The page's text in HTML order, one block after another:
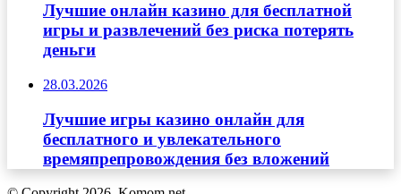
Лучшие онлайн казино для бесплатной
игры и развлечений без риска потерять
деньги
28.03.2026
Лучшие игры казино онлайн для
бесплатного и увлекательного
времяпрепровождения без вложений